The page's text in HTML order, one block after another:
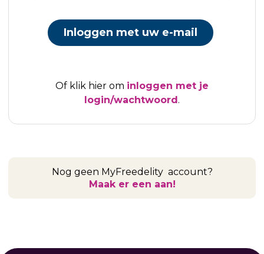
Inloggen met uw e-mail
Of klik hier om inloggen met je
login/wachtwoord.
Nog geen MyFreedelity account?
Maak er een aan!